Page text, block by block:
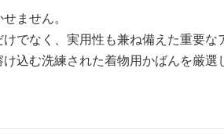
ません。
でなく、実用性も兼ね備えた重要な
込む洗練された着物用かばんを厳選